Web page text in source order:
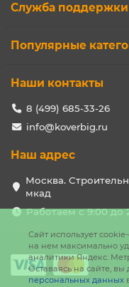
Сайт использует
на нем максимально
аналитики Яндекс.
Оставаясь на сайте, вы
персональных данных
Служба поддержки
Популярные
Наши контакты
8 (499) 685-33-26
info@koverbig.ru
Наш адрес
Москва.
мкад
Работаем с 9:00 до